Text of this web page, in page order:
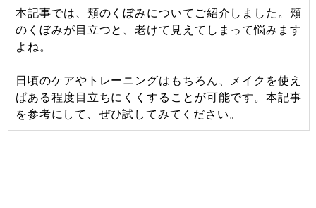
本記事では、頬のくぼみについてご紹介しました。頬
のくぼみが目立つと、老けて見えてしまって悩みます
よね。
日頃のケアやトレーニングはもちろん、メイクを使え
ばある程度目立ちにくくすることが可能です。本記事
を参考にして、ぜひ試してみてください。